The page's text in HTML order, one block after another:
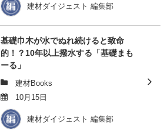
建材ダイジェスト 編集部
基礎巾木が水でぬれ続けると致命
的！？10年以上撥水する「基礎まも
ーる」
建材Books
10月15日
建材ダイジェスト 編集部